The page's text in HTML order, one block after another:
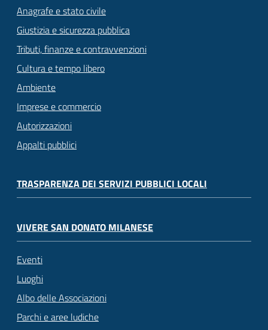
Anagrafe e stato civile
Giustizia e sicurezza pubblica
Tributi, finanze e contravvenzioni
Cultura e tempo libero
Ambiente
Imprese e commercio
Autorizzazioni
Appalti pubblici
TRASPARENZA DEI SERVIZI PUBBLICI LOCALI
VIVERE SAN DONATO MILANESE
Eventi
Luoghi
Albo delle Associazioni
Parchi e aree ludiche